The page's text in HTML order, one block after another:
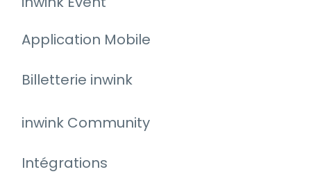
Application Mobile
Billetterie inwink
inwink Community
Intégrations